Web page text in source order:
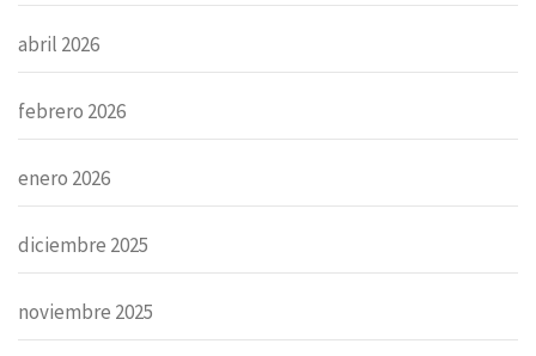
abril 2026
febrero 2026
enero 2026
diciembre 2025
noviembre 2025